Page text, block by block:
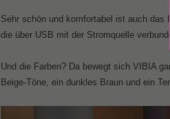
Sehr schön und komfortabel ist auch das
die über USB mit der Stromquelle
Und die Farben? Da bewegt sich VIBIA
Beige-Töne, ein dunkles Braun und ein